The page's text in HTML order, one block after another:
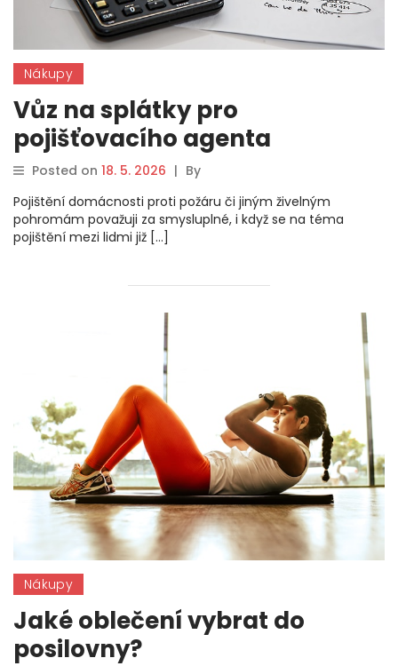
Nákupy
Vůz na splátky pro
pojišťovacího agenta
Posted on 18. 5. 2026 | By
Pojištění domácnosti proti požáru či jiným živelným
pohromám považuji za smysluplné, i když se na téma
pojištění mezi lidmi již […]
Nákupy
Jaké oblečení vybrat do
posilovny?